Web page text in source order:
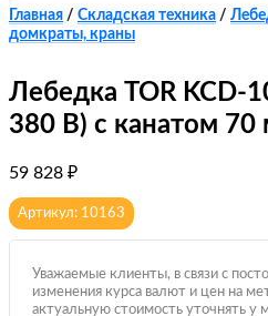
Главная / Складская техника /
домкраты, краны
Лебедка TOR KCD-
380 В) с канатом 70
59 828 ₽
Артикул: 10163
Уважаемые клиенты, в связи с
изменения курса валют и цен на
актуальную стоимость уточнять у